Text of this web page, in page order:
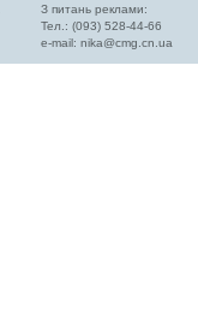
З питань реклами:
Тел.: (093) 528-44-66
e-mail:nika@cmg.cn.ua